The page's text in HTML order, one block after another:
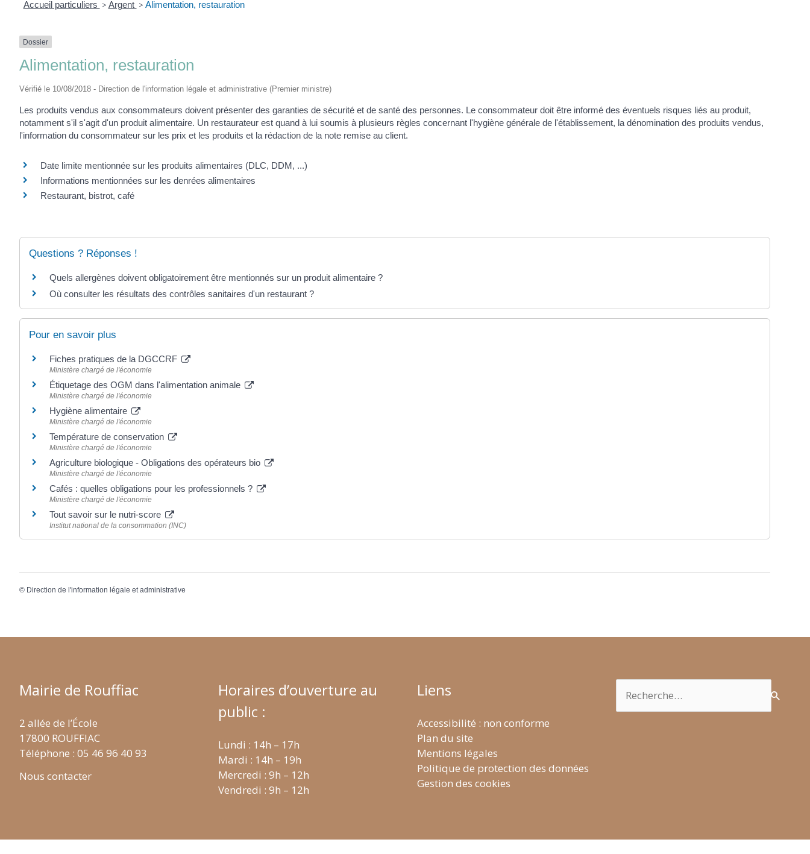
Accueil particuliers > Argent > Alimentation, restauration
Dossier
Alimentation, restauration
Vérifié le 10/08/2018 - Direction de l'information légale et administrative (Premier ministre)
Les produits vendus aux consommateurs doivent présenter des garanties de sécurité et de santé des personnes. Le consommateur doit être informé des éventuels risques liés au produit,
notamment s'il s'agit d'un produit alimentaire. Un restaurateur est quand à lui soumis à plusieurs règles concernant l'hygiène générale de l'établissement, la dénomination des produits vendus,
l'information du consommateur sur les prix et les produits et la rédaction de la note remise au client.
Date limite mentionnée sur les produits alimentaires (DLC, DDM, ...)
Informations mentionnées sur les denrées alimentaires
Restaurant, bistrot, café
Questions ? Réponses !
Quels allergènes doivent obligatoirement être mentionnés sur un produit alimentaire ?
Où consulter les résultats des contrôles sanitaires d'un restaurant ?
Pour en savoir plus
Fiches pratiques de la DGCCRF
Ministère chargé de l'économie
Étiquetage des OGM dans l'alimentation animale
Ministère chargé de l'économie
Hygiène alimentaire
Ministère chargé de l'économie
Température de conservation
Ministère chargé de l'économie
Agriculture biologique - Obligations des opérateurs bio
Ministère chargé de l'économie
Cafés : quelles obligations pour les professionnels ?
Ministère chargé de l'économie
Tout savoir sur le nutri-score
Institut national de la consommation (INC)
© Direction de l'information légale et administrative
Mairie de Rouffiac
2 allée de l’École
17800 ROUFFIAC
Téléphone : 05 46 96 40 93
Nous contacter
Horaires d’ouverture au
public :
Lundi : 14h – 17h
Mardi : 14h – 19h
Mercredi : 9h – 12h
Vendredi : 9h – 12h
Liens
Accessibilité : non conforme
Plan du site
Mentions légales
Politique de protection des données
Gestion des cookies